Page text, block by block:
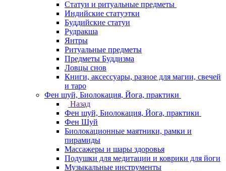
Статуи и ритуальные предметы
Индийские статуэтки
Буддийские статуи
Рудракша
Янтры
Ритуальные предметы
Предметы Буддизма
Ловцы снов
Книги, аксессуары, разное для магии, свечей
и таро
Фен шуй, Биолокация, Йога, практики
Назад
Фен шуй, Биолокация, Йога, практики
Фен Шуй
Биолокационные маятники, рамки и
пирамиды
Массажеры и шары здоровья
Подушки для медитации и коврики для йоги
Музыкальные инструменты